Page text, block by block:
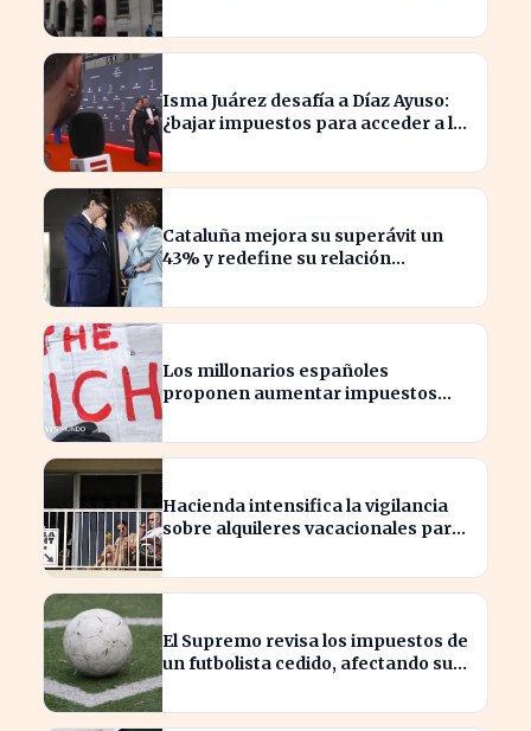
Isma Juárez desafía a Díaz Ayuso:
¿bajar impuestos para acceder a la
Cataluña mejora su superávit un
43% y redefine su relación
Los millonarios españoles
proponen aumentar impuestos
económica
Hacienda intensifica la vigilancia
sobre alquileres vacacionales para
El Supremo revisa los impuestos de
un futbolista cedido, afectando su